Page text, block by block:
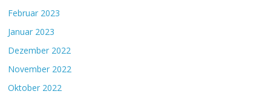
Februar 2023
Januar 2023
Dezember 2022
November 2022
Oktober 2022